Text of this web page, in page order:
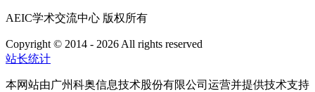
AEIC学术交流中心 版权所有
Copyright © 2014 - 2026 All rights reserved
站长统计
本网站由广州科奥信息技术股份有限公司运营并提供技术支持